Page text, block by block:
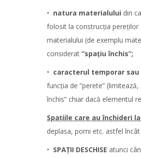
• natura materialului din
folosit la construcția pereților
materialului (de exemplu
considerat ”spațiu închis”;
• caracterul temporar
funcția de ”perete”
închis” chiar dacă elementul
Spațiile care au închideri
deplasa, porni etc. astfel
• SPAȚII DESCHISE atunci